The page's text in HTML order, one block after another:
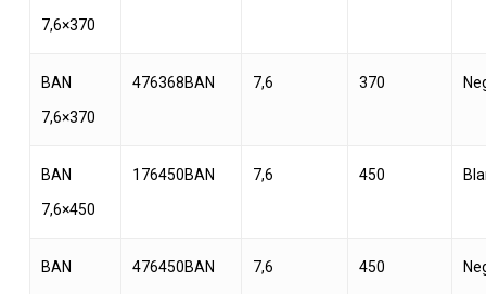
7,6×370
BAN
7,6×370
476368BAN 7,6 370
BAN
7,6×450
176450BAN 7,6 450
BAN
476450BAN 7,6 450